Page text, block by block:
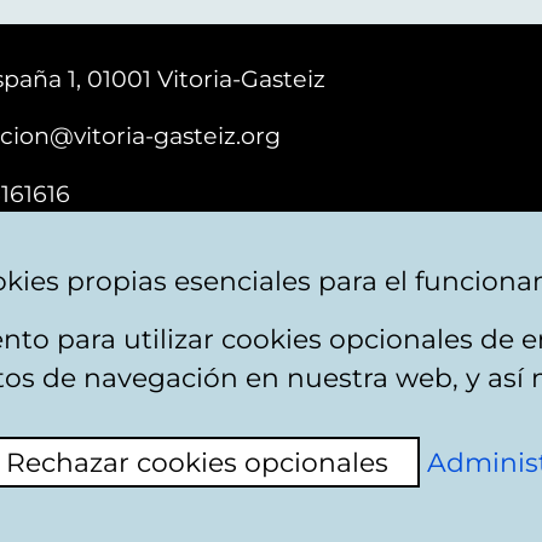
1, 01001 Vitoria-Gasteiz
gasteiz.org
map Accessibility Contact
propias esenciales para el
para utilizar cookies opcionales de
de navegación en nuestra web, y así
Rechazar cookies opcionales